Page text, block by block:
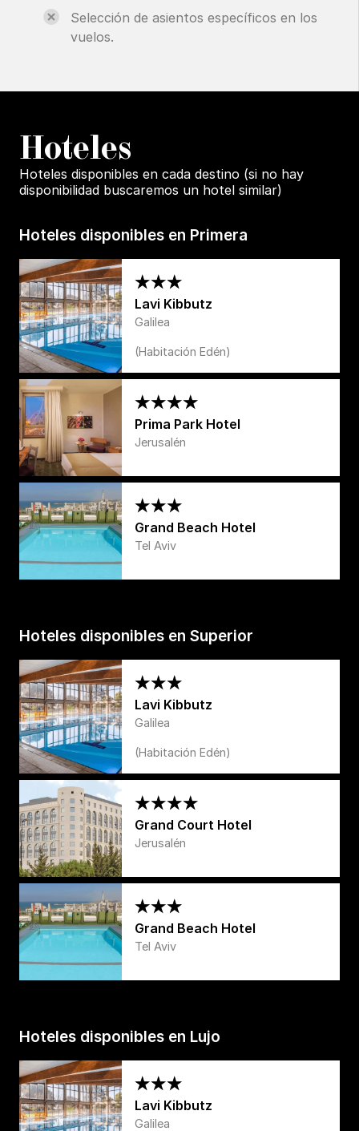
Selección de asientos específicos en los
vuelos.
Hoteles
Hoteles disponibles en cada destino (si no hay
disponibilidad buscaremos un hotel similar)
Hoteles disponibles en Primera
Lavi Kibbutz
Galilea
(Habitación Edén)
Prima Park Hotel
Jerusalén
Grand Beach Hotel
Tel Aviv
Hoteles disponibles en Superior
Lavi Kibbutz
Galilea
(Habitación Edén)
Grand Court Hotel
Jerusalén
Grand Beach Hotel
Tel Aviv
Hoteles disponibles en Lujo
Lavi Kibbutz
Galilea